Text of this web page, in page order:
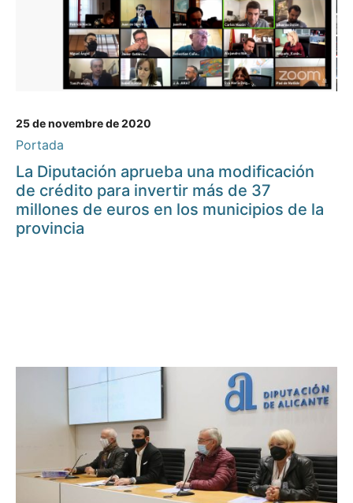
25 de novembre de 2020
Portada
La Diputación aprueba una modificación
de crédito para invertir más de 37
millones de euros en los municipios de la
provincia